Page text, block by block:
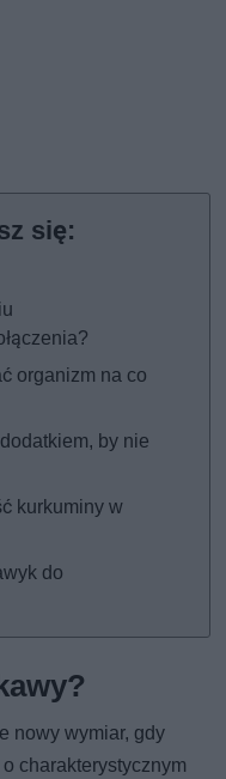
organizm na co
by nie
kurkuminy w
do
nowy wymiar, gdy
charakterystycznym